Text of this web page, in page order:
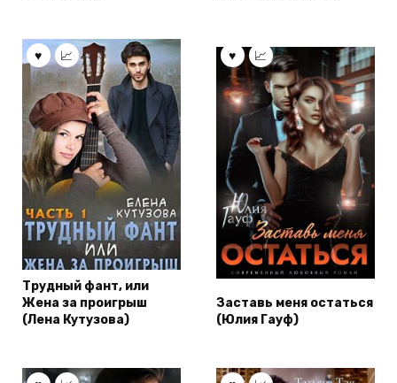
Трудный фант, или
Жена за проигрыш
(Лена Кутузова)
Заставь меня остаться
(Юлия Гауф)